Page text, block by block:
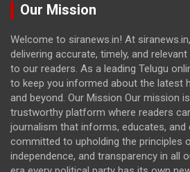
Our Mission
Welcome to siranews.in! At
delivering accurate, timely, and
to our readers. As a leading Telugu
to keep you informed about the latest
and beyond. Our Mission Our mission
trustworthy platform where readers
journalism that informs, educates, and
committed to upholding the principles
independence, and transparency in all